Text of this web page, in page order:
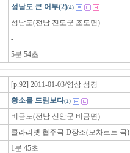
성남도 큰 어부(2)(4)
성남도(전남 진도군 조도면)
-
5분 54초
[p.92] 2011-01-03/영상 성경
황소를 드림보다(2)
비금도(전남 신안군 비금면)
클라리넷 협주곡 D장조(모차르트 곡)
1분 45초